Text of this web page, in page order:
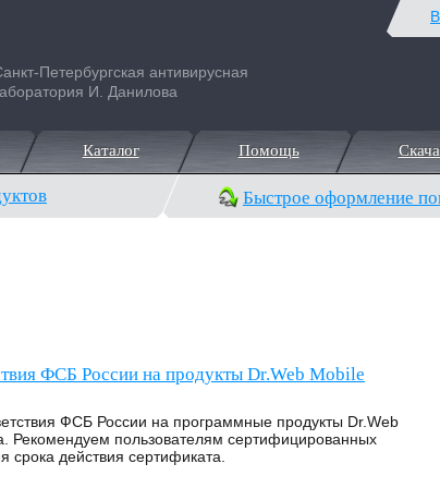
Петербургская антивирусная
И. Данилова
Каталог
Каталог Помощь
Помощь
Быстрое оформление
ФСБ России на продукты Dr.Web Mobile
ФСБ России на программные продукты Dr.Web
Рекомендуем пользователям сертифицированных
срока действия сертификата.